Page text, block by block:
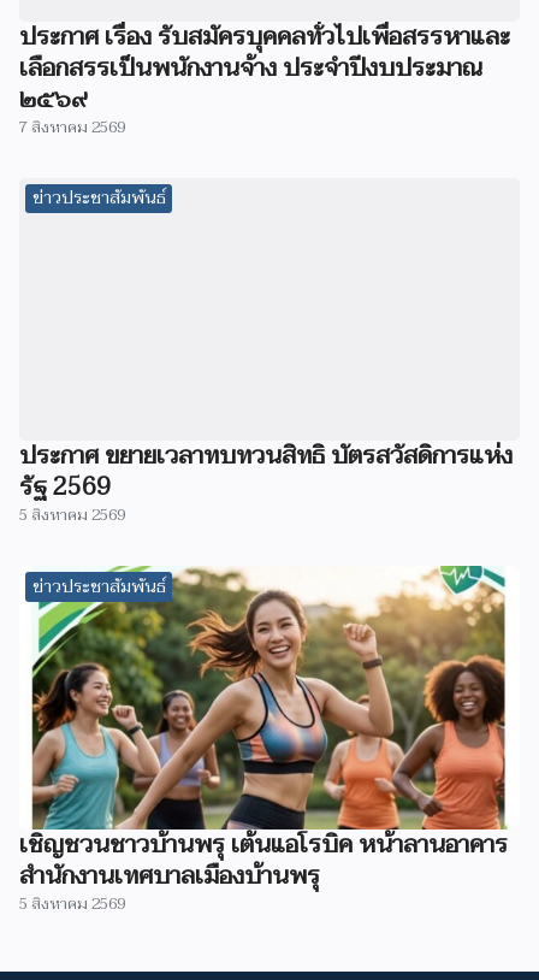
ประกาศ เรื่อง รับสมัครบุคคลทั่วไปเพื่อสรรหาและ
เลือกสรรเป็นพนักงานจ้าง ประจำปีงบประมาณ
๒๕๖๙
7 สิงหาคม 2569
ข่าวประชาสัมพันธ์
ประกาศ ขยายเวลาทบทวนสิทธิ บัตรสวัสดิการแห่ง
รัฐ 2569
5 สิงหาคม 2569
ข่าวประชาสัมพันธ์
เชิญชวนชาวบ้านพรุ เต้นแอโรบิค หน้าลานอาคาร
สำนักงานเทศบาลเมืองบ้านพรุ
5 สิงหาคม 2569